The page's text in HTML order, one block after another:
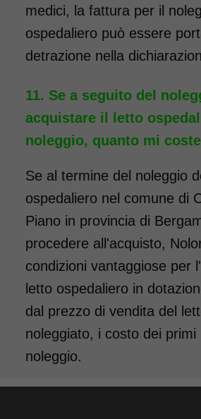
medici, la fattura per il
ospedaliero può essere
detrazione nella
Se a seguito del
acquistare il letto
noleggio, quanto mi
Se al termine del noleggio
ospedaliero nel comune di
Piano in provincia di
procedere all'acquisto,
condizioni vantaggiose per
letto ospedaliero in
dal prezzo di vendita del
noleggiato, i costo dei primi
noleggio.